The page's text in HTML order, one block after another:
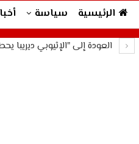
الرئيسية سياسة
العودة إلى "الإثيوبي ديريبا